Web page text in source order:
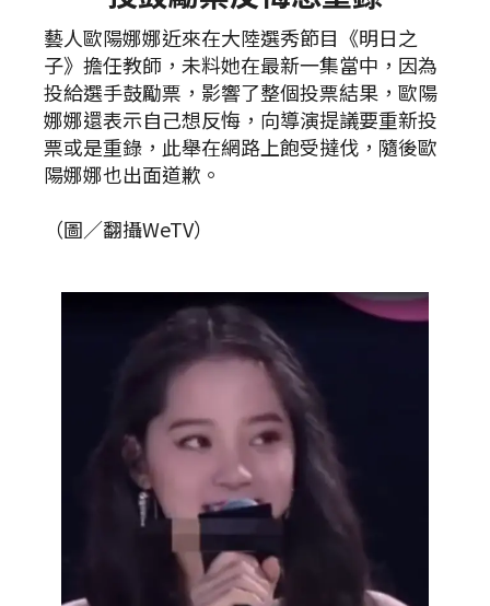
藝人歐陽娜娜近來在大陸選秀節目《明日之
子》擔任教師，未料她在最新一集當中，因為
投給選手鼓勵票，影響了整個投票結果，歐陽
娜娜還表示自己想反悔，向導演提議要重新投
票或是重錄，此舉在網路上飽受撻伐，隨後歐
陽娜娜也出面道歉。
（圖／翻攝WeTV）